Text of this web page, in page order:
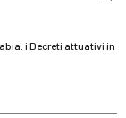
banca
i Decreti attuativi in